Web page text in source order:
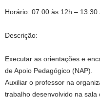
Horário: 07:00 às 12h – 13:30
Descrição:
Executar as orientações e
de Apoio Pedagógico (NAP).
Auxiliar o professor na
trabalho desenvolvido na sala